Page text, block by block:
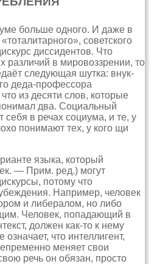
больше одного. И даже в
советского
диссидентов. Что
различий в мировоззрении, то
следующая шутка: внук-
деда-профессора
из десяти слов, которые
два. Социальный
себя в речах социума, и те, у
понимают тех, у кого щи
языка, который
— Прим. ред.) могут
потому что
Например, человек
и либералом, но либо
Человек, попадающий в
должен как-то к нему
что интеллигент,
меняет свои
речь он обязан, просто